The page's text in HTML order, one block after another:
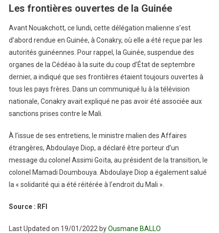
Les frontières ouvertes de la Guinée
Avant Nouakchott, ce lundi, cette délégation malienne s’est
d’abord rendue en Guinée, à Conakry, où elle a été reçue par les
autorités guinéennes. Pour rappel, la Guinée, suspendue des
organes de la Cédéao à la suite du coup d’État de septembre
dernier, a indiqué que ses frontières étaient toujours ouvertes à
tous les pays frères. Dans un communiqué lu à la télévision
nationale, Conakry avait expliqué ne pas avoir été associée aux
sanctions prises contre le Mali.
À l’issue de ses entretiens, le ministre malien des Affaires
étrangères, Abdoulaye Diop, a déclaré être porteur d’un
message du colonel Assimi Goïta, au président de la transition, le
colonel Mamadi Doumbouya. Abdoulaye Diop a également salué
la « solidarité qui a été réitérée à l’endroit du Mali ».
Source : RFI
Last Updated on 19/01/2022 byOusmane BALLO